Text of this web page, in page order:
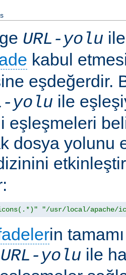
URL-yolu
kabul
eşdeğerdir.
yolu ile
eşleşmeleri
dosya yolunu
"/usr/local/apache/
in
URL-yolu ile